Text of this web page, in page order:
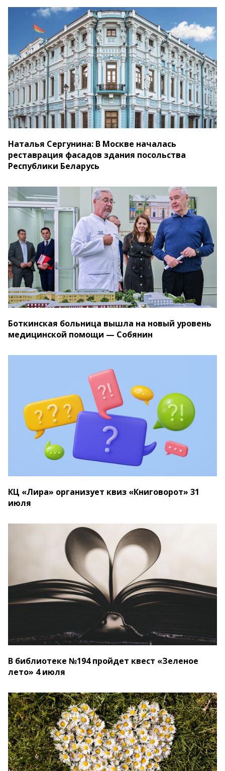
Наталья Сергунина: В Москве началась
реставрация фасадов здания посольства
Республики Беларусь
Боткинская больница вышла на новый уровень
медицинской помощи — Собянин
КЦ «Лира» организует квиз «Книговорот» 31
июля
В библиотеке №194 пройдет квест «Зеленое
лето» 4 июля